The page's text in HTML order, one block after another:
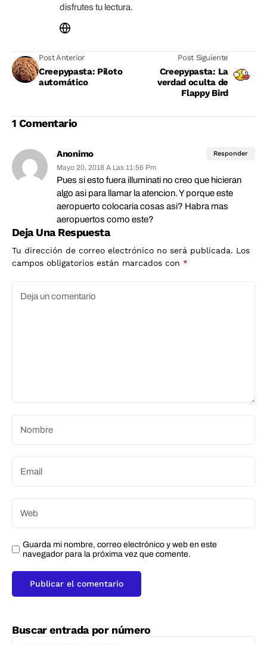
disfrutes tu lectura.
Post Anterior
Creepypasta: Piloto
automático
Post Siguiente
Creepypasta: La
verdad oculta de
Flappy Bird
1 Comentario
Anonimo
Mayo 20, 2018 A Las 11:56 Pm
Pues si esto fuera illuminati no creo que hicieran
algo asi para llamar la atencion. Y porque este
aeropuerto colocaria cosas asi? Habra mas
aeropuertos como este?
Responder
Deja Una Respuesta
Tu dirección de correo electrónico no será publicada. Los
campos obligatorios están marcados con *
Guarda mi nombre, correo electrónico y web en este
navegador para la próxima vez que comente.
Buscar entrada por número